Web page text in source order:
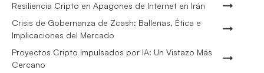
Resiliencia Cripto en Apagones de Internet en Irán
Crisis de Gobernanza de Zcash: Ballenas, Ética e
Implicaciones del Mercado
Proyectos Cripto Impulsados por IA: Un Vistazo Más
Cercano